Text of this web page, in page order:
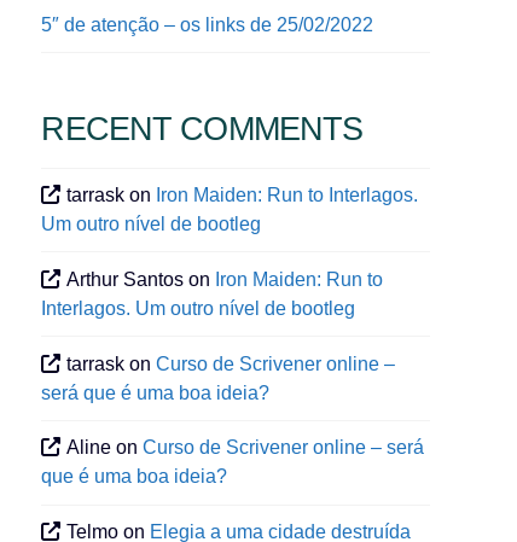
5″ de atenção – os links de 25/02/2022
RECENT COMMENTS
tarrask on Iron Maiden: Run to Interlagos.
Um outro nível de bootleg
Arthur Santos on Iron Maiden: Run to
Interlagos. Um outro nível de bootleg
tarrask onCurso de Scrivener online –
será que é uma boa ideia?
Aline onCurso de Scrivener online – será
que é uma boa ideia?
Telmo on Elegia a uma cidade destruída